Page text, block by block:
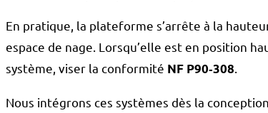
En pratique, la plateforme s’arrête à la
espace de nage. Lorsqu’elle est en position
système, viser la conformité NF P90‑308
Nous intégrons ces systèmes dès la